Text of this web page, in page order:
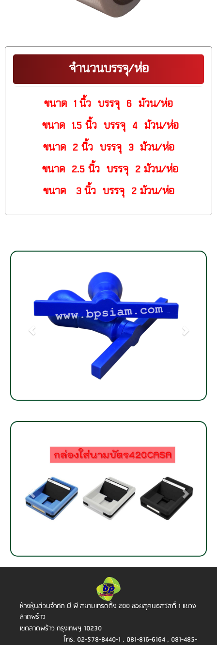
จำนวนบรรจุ/ห่อ
ขนาด 1 นิ้ว บรรจุ 6 ม้วน/ห่อ
ขนาด 1.5 นิ้ว บรรจุ 4 ม้วน/ห่อ
ขนาด 2 นิ้ว บรรจุ 3 ม้วน/ห่อ
ขนาด 2.5 นิ้ว บรรจุ 2 ม้วน/ห่อ
ขนาด 3 นิ้ว บรรจุ 2 ม้วน/ห่อ
ห้างหุ้นส่วนจำกัด บี พี สยามเทรดดิ้ง